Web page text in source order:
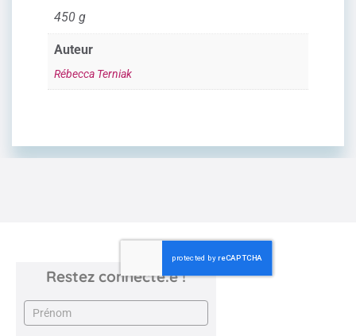
450 g
Auteur
Rébecca Terniak
Restez connecté.e !
Newsletter